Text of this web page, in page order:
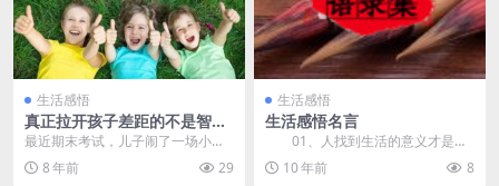
生活感悟
真正拉开孩子差距的不是智
商，而是这5个习惯 – 凡紫寒
最近期末考试，儿子闹了一场小风
波。发了试卷，他才发现自己没带
铅笔盒。他又胆小，不...
8 年前 29
生活感悟
生活感悟名言
01、人找到生活的意义才是幸
福的。——尤&middo...
10 年前 8